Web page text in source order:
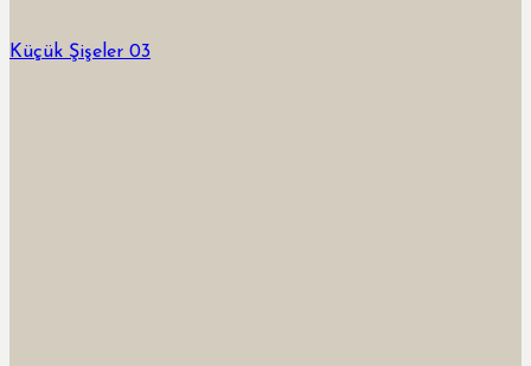
Küçük Şişeler 03